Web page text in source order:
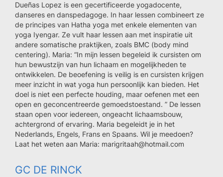
Dueñas Lopez is een gecertificeerde yogadocente,
danseres en danspedagoge. In haar lessen combineert ze
de principes van Hatha yoga met enkele elementen van
yoga Iyengar. Ze vult haar lessen aan met inspiratie uit
andere somatische praktijken, zoals BMC (body mind
centering). Maria: “In mijn lessen begeleid ik cursisten om
hun bewustzijn van hun lichaam en mogelijkheden te
ontwikkelen. De beoefening is veilig is en cursisten krijgen
meer inzicht in wat yoga hun persoonlijk kan bieden. Het
doel is niet een perfecte houding, maar oefenen met een
open en geconcentreerde gemoedstoestand. ” De lessen
staan open voor iedereen, ongeacht lichaamsbouw,
achtergrond of ervaring. Maria begeleidt je in het
Nederlands, Engels, Frans en Spaans. Wil je meedoen?
Laat het weten aan Maria: marigritaah@hotmail.com
GC DE RINCK